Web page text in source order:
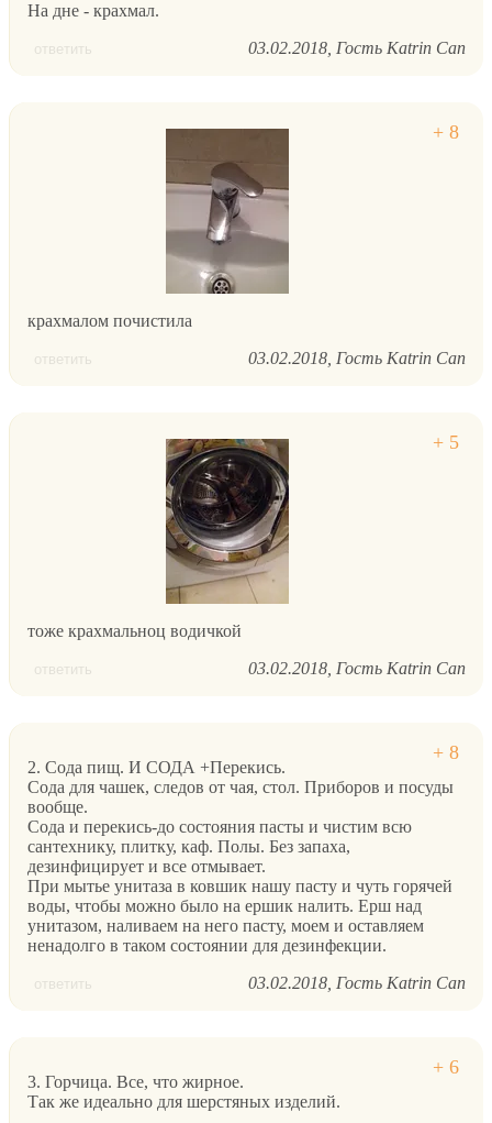
На дне - крахмал.
ответить 03.02.2018 Гость Katrin Can
крахмалом почистила
ответить 03.02.2018 Гость Katrin Can
тоже крахмальноц водичкой
ответить 03.02.2018 Гость Katrin Can
2. Сода пищ. И СОДА +Перекись.
Сода для чашек, следов от чая, стол. Приборов и посуды
вообще.
Сода и перекись-до состояния пасты и чистим всю
сантехнику, плитку, каф. Полы. Без запаха,
дезинфицирует и все отмывает.
При мытье унитаза в ковшик нашу пасту и чуть горячей
воды, чтобы можно было на ершик налить. Ерш над
унитазом, наливаем на него пасту, моем и оставляем
ненадолго в таком состоянии для дезинфекции.
ответить 03.02.2018 Гость Katrin Can
3. Горчица. Все, что жирное.
Так же идеально для шерстяных изделий.